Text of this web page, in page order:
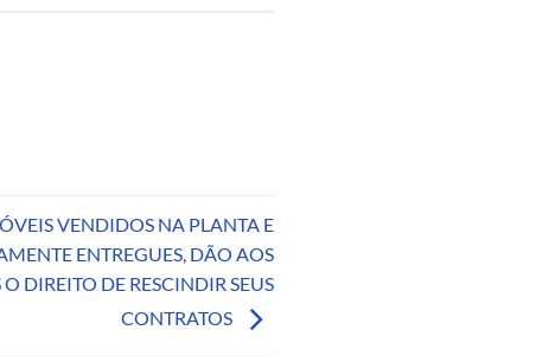
VENDIDOS NA PLANTA E
ENTREGUES, DÃO AOS
DIREITO DE RESCINDIR SEUS
CONTRATOS